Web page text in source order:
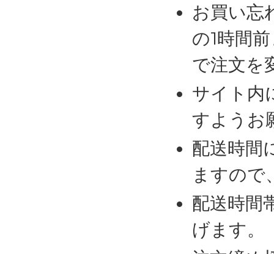
お買い忘
の1時間
で注文を
サイト内
すようお
配送時間
ますので
配送時間
げます。